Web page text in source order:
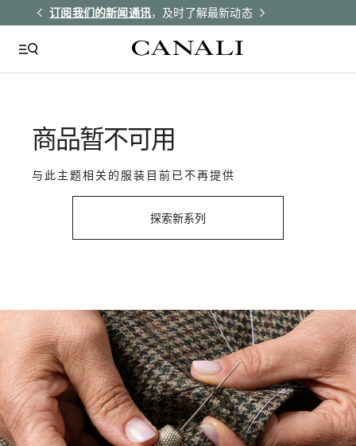
订阅我们的新闻通讯，及时了解最新动态
商品暂不可用
与此主题相关的服装目前已不再提供
探索新系列